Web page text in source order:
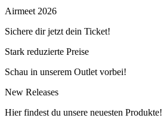
Airmeet 2026
Sichere dir jetzt dein Ticket!
Stark reduzierte Preise
Schau in unserem Outlet vorbei!
New Releases
Hier findest du unsere neuesten Produkte!